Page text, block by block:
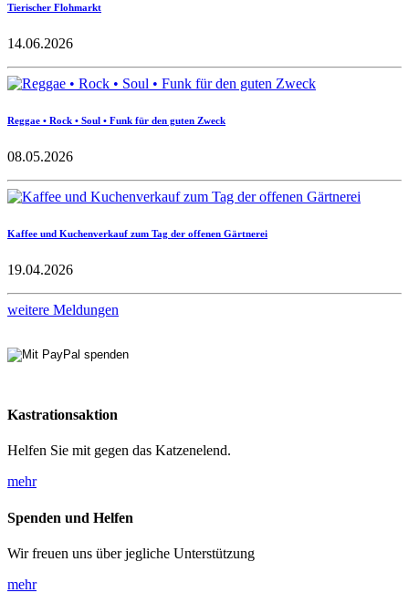
Tierischer Flohmarkt
14.06.2026
Reggae • Rock • Soul • Funk für den guten Zweck
08.05.2026
Kaffee und Kuchenverkauf zum Tag der offenen Gärtnerei
19.04.2026
weitere Meldungen
Kastrationsaktion
Helfen Sie mit gegen das Katzenelend.
mehr
Spenden und Helfen
Wir freuen uns über jegliche Unterstützung
mehr